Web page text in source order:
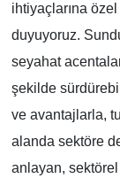
ihtiyaçlarına
duyuyoruz.
seyahat
şekilde
ve avantajlarla,
alanda sektöre
anlayan,